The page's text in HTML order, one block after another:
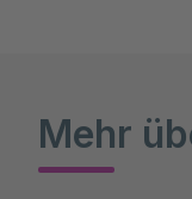
Mehr